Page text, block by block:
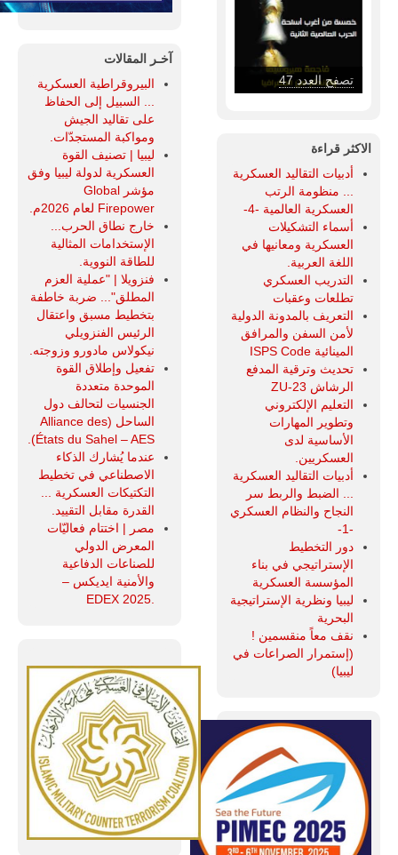
تصفح العدد 47
الاكثر قراءة
أدبيات التقاليد العسكرية
... منظومة الرتب
العسكرية العالمية -4-
أسماء التشكيلات
العسكرية ومعانيها في
اللغة العربية.
التدريب العسكري
تطلعات وعقبات
التعريف بالمدونة الدولية
لأمن السفن والمرافق
المينائية ISPS Code
تحديث وترقية المدفع
الرشاش ZU-23
التعليم الإلكتروني
وتطوير المهارات
الأساسية لدى
العسكريين.
أدبيات التقاليد العسكرية
... الضبط والربط سر
النجاح والنظام العسكري
-1-
دور التخطيط
الإستراتيجي في بناء
المؤسسة العسكرية
ليبيا ونظرية الإستراتيجية
البحرية
نقف معاً منقسمين !
(إستمرار الصراعات في
ليبيا)
آخـر المقالات
البيروقراطية العسكرية
... السبيل إلى الحفاظ
على تقاليد الجيش
ومواكبة المستجدّات.
ليبيا | تصنيف القوة
العسكرية لدولة ليبيا وفق
مؤشر Global
Firepower لعام 2026م.
خارج نطاق الحرب...
الإستخدامات المثالية
للطاقة النووية.
فنزويلا | "عملية العزم
المطلق"... ضربة خاطفة
بتخطيط مسبق واعتقال
الرئيس الفنزويلي
نيكولاس مادورو وزوجته.
تفعيل وإطلاق القوة
الموحدة متعددة
الجنسيات لتحالف دول
الساحل (Alliance des
États du Sahel – AES).
عندما يُشارك الذكاء
الاصطناعي في تخطيط
التكتيكات العسكرية ...
القدرة مقابل التقييد.
مصر | اختتام فعاليّات
المعرض الدولي
للصناعات الدفاعية
والأمنية ايديكس ‒